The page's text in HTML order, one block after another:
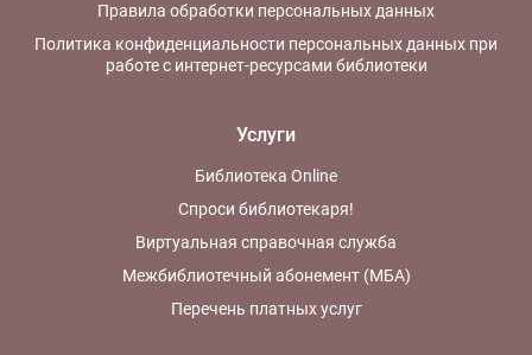
Правила обработки персональных данных
Политика конфиденциальности персональных данных при
работе с интернет-ресурсами библиотеки
Услуги
Библиотека Online
Спроси библиотекаря!
Виртуальная справочная служба
Межбиблиотечный абонемент (МБА)
Перечень платных услуг